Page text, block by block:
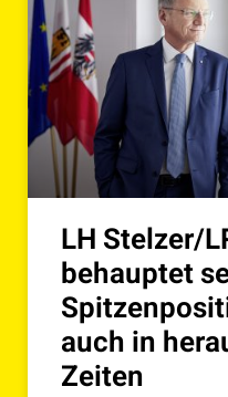
LH Stelzer/
behauptet
auch in
Zeiten